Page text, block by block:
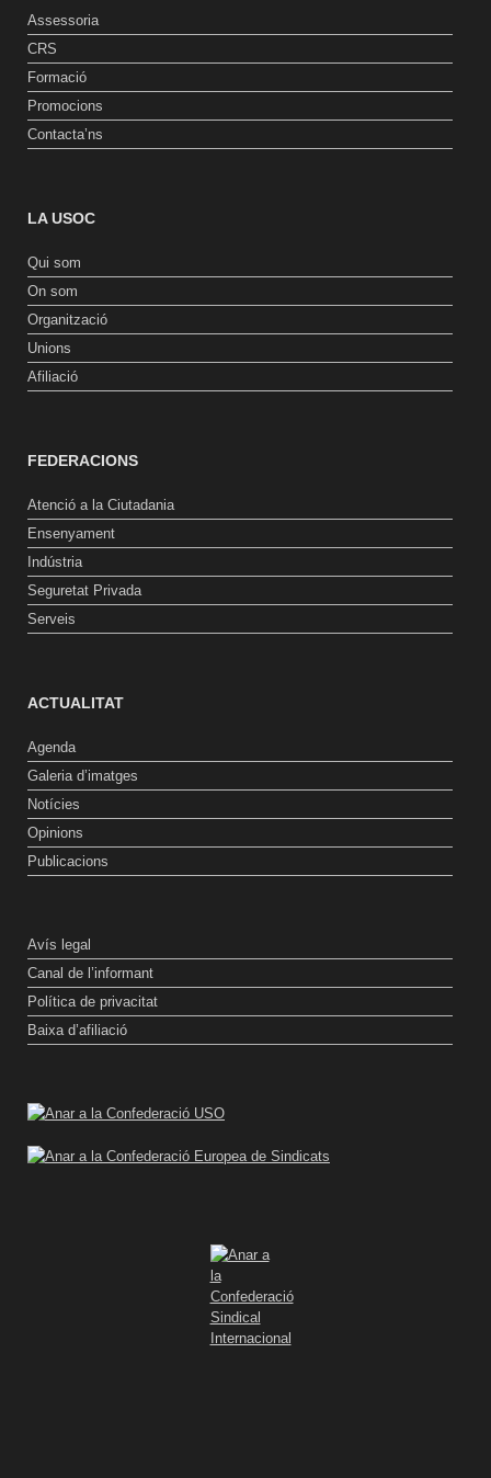
Assessoria
CRS
Formació
Promocions
Contacta’ns
LA USOC
Qui som
On som
Organització
Unions
Afiliació
FEDERACIONS
Atenció a la Ciutadania
Ensenyament
Indústria
Seguretat Privada
Serveis
ACTUALITAT
Agenda
Galeria d’imatges
Notícies
Opinions
Publicacions
Avís legal
Canal de l’informant
Política de privacitat
Baixa d’afiliació